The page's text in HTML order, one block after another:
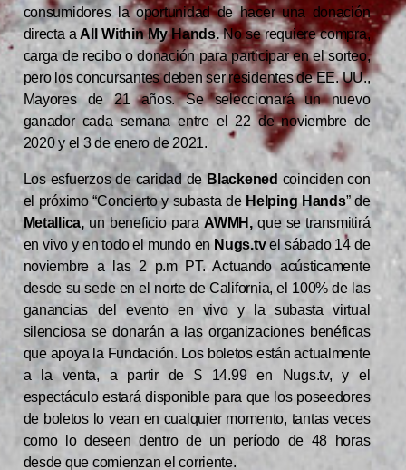
consumidores la oportunidad de hacer una donación
directa aAll Within My Hands.No se requiere compra,
carga de recibo o donación para participar en el sorteo,
pero los concursantes deben ser residentes de EE. UU.,
Mayores de 21 años. Se seleccionará un nuevo
ganador cada semana entre el 22 de noviembre de
2020 y el 3 de enero de 2021.
Los esfuerzos de caridad deBlackened coinciden con
el próximo “Concierto y subasta de Helping Hands” de
Metallica,un beneficio paraAWMH,que se transmitirá
en vivo y en todo el mundo en Nugs.tvel sábado 14 de
noviembre a las 2 p.m PT. Actuando acústicamente
desde su sede en el norte de California, el 100% de las
ganancias del evento en vivo y la subasta virtual
silenciosa se donarán a las organizaciones benéficas
que apoya la Fundación. Los boletos están actualmente
a la venta, a partir de $ 14.99 en Nugs.tv, y el
espectáculo estará disponible para que los poseedores
de boletos lo vean en cualquier momento, tantas veces
como lo deseen dentro de un período de 48 horas
desde que comienzan el corriente.